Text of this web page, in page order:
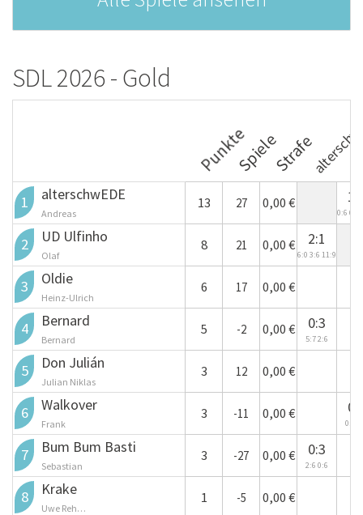
SDL 2026 - Gold
PunkteSpieleStrafe
1 alterschwEDE
Andreas
13 27 0,00 €
0:6 6:3
2 UD Ulfinho
Olaf
8 21 0,00 € 2:1
6:0 3:6 11:9
3 Oldie
Heinz-Ulrich
6 17 0,00 €
4 Bernard
Bernard
5 -2 0,00 € 0:3
5:7 2:6
5 Don Julián
Julian Niklas
3 12 0,00 €
6 Walkover
Frank
3 -11 0,00 €
0:6
7 Bum Bum Basti
Sebastian
3 -27 0,00 € 0:3
2:6 0:6
8 Krake
Uwe Reh…
1 -5 0,00 €